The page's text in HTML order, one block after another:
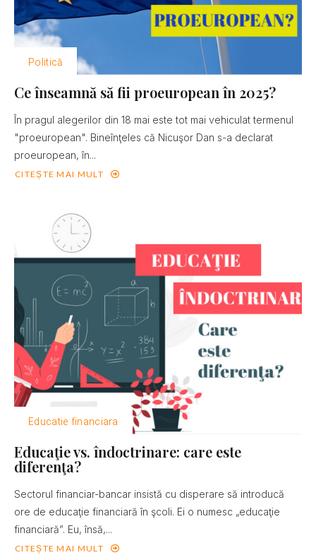
Politică
Ce înseamnă să fii proeuropean în 2025?
În pragul alegerilor din 18 mai este tot mai vehiculat termenul
"proeuropean". Bineînţeles că Nicuşor Dan s-a declarat
proeuropean, în...
CITEȘTE MAI MULT
Educatie financiara
Educaţie vs. îndoctrinare: care este
diferenţa?
Sectorul financiar-bancar insistă cu disperare să introducă
ore de educaţie financiară în şcoli. Ei o numesc „educaţie
financiară”. Eu, însă,...
CITEȘTE MAI MULT